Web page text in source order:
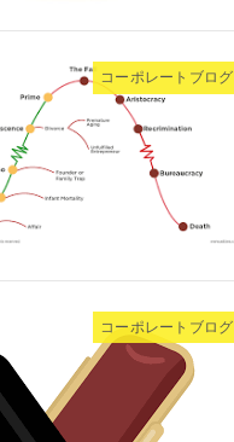
コーポレートブログ
コーポレートブログ